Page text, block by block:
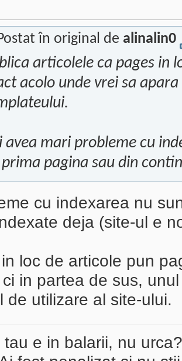
în original de alinalin0
articolele ca pages in
acolo unde vrei sa
avea mari probleme cu
prima pagina sau din
cu indexarea nu
deja (site-ul e
loc de articole pun
in partea de sus,
de utilizare al site-ului.
tau e in balarii, nu